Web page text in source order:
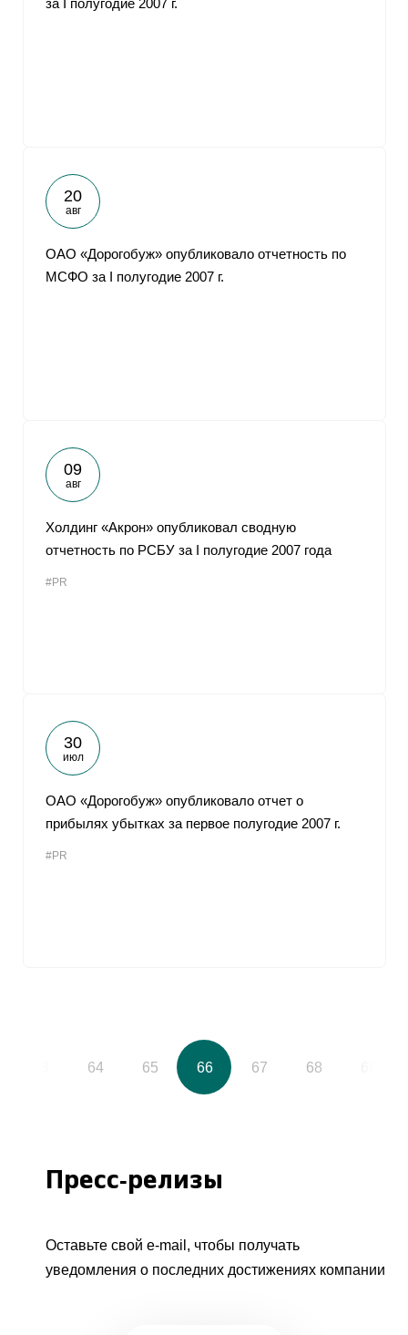
за I полугодие 2007 г.
20
авг
ОАО «Дорогобуж» опубликовало отчетность по
МСФО за I полугодие 2007 г.
09
авг
Холдинг «Акрон» опубликовал сводную
отчетность по РСБУ за I полугодие 2007 года
#PR
30
июл
ОАО «Дорогобуж» опубликовало отчет о
прибылях убытках за первое полугодие 2007 г.
#PR
64 65 66 67 68
Пресс-релизы
Оставьте свой e-mail, чтобы получать
уведомления о последних достижениях компании